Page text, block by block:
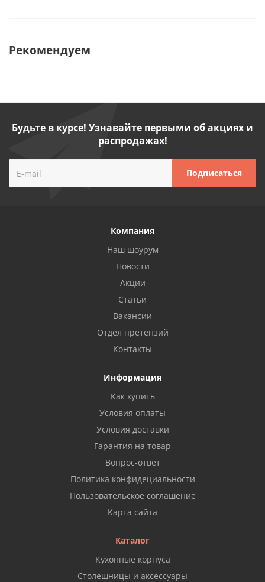
Рекомендуем
Будьте в курсе! Узнавайте первыми об акциях и
распродажах!
Компания
Наш шоурум
Новости
Акции
Статьи
Вакансии
Отдел претензий
Контакты
Информация
Как купить
Условия оплаты
Условия доставки
Гарантия на товар
Вопрос-ответ
Политика конфидециальности
Пользовательское соглашение
Карта сайта
Каталог
Кухонные корпуса
Столешницы и аксессуары